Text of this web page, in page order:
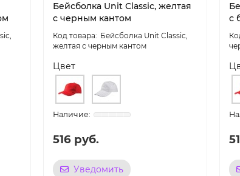
Бейсболка Unit Classic, желтая
с черным кантом
Бейсболка Unit Classic,
желтая с черным кантом
Цвет
516 руб.
Уведомить
с